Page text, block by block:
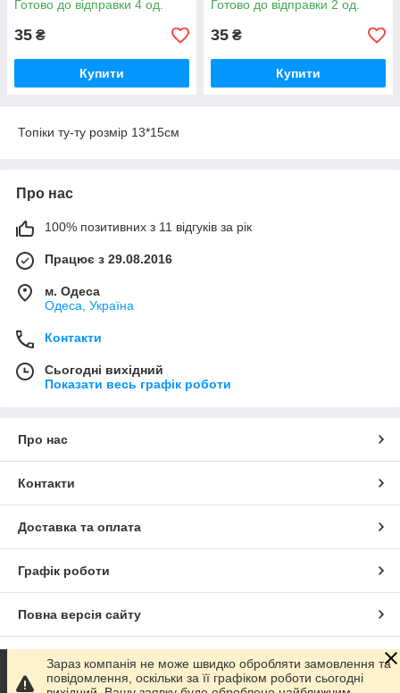
Готово до відправки 4 од.
35 ₴
Купити
Готово до відправки 2 од.
35 ₴
Купити
Топіки ту-ту розмір 13*15см
Про нас
100% позитивних з 11 відгуків за рік
Працює з 29.08.2016
м. Одеса
Одеса, Україна
Контакти
Сьогодні вихідний
Показати весь графік роботи
Про нас
Контакти
Доставка та оплата
Графік роботи
Повна версія сайту
Сайт створено на маркетплейсі Prom.ua
Зараз компанія не може швидко обробляти замовлення та
повідомлення, оскільки за її графіком роботи сьогодні